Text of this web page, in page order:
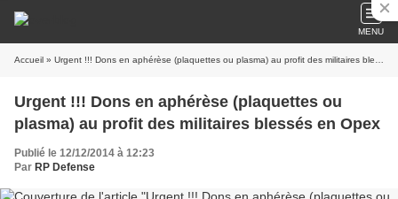
MENU
Accueil » Urgent !!! Dons en aphérèse (plaquettes ou plasma) au profit des militaires blessés en Opex
Urgent !!! Dons en aphérèse (plaquettes ou
plasma) au profit des militaires blessés en Opex
Publié le 12/12/2014 à 12:23
Par RP Defense